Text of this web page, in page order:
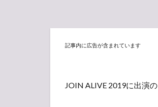
記事内に広告が含まれています
JOIN ALIVE 2019に出演の